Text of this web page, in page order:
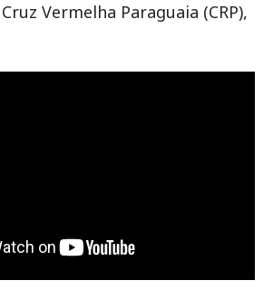
Vermelha Paraguaia (CRP),